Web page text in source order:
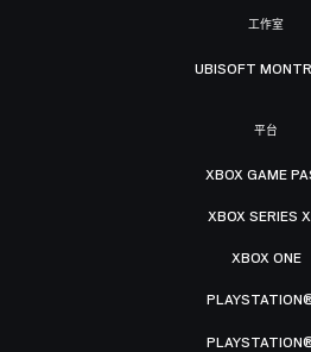
工作室
UBISOFT
平台
XBOX GAME
XBOX SERIES
XBOX ONE